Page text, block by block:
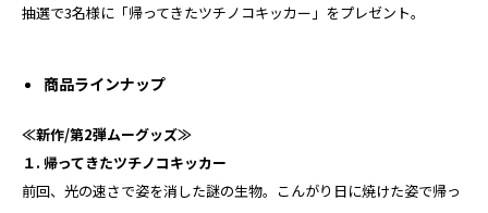
抽選で3名様に「帰ってきたツチノコキッカー」をプレゼント。
商品ラインナップ
≪新作/第2弾ムーグッズ≫
１. 帰ってきたツチノコキッカー
前回、光の速さで姿を消した謎の⽣物。こんがり⽇に焼けた姿で帰っ